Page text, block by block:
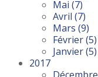
Mai (7)
Avril (7)
Mars (9)
Février(5)
Janvier(5)
2017